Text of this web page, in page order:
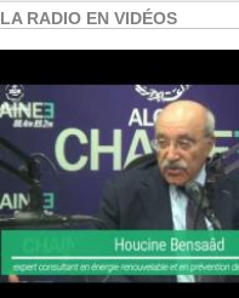
LA RADIO EN VIDÉOS